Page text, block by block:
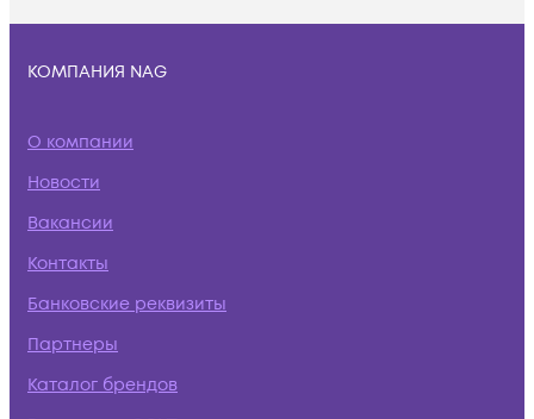
КОМПАНИЯ NAG
О компании
Новости
Вакансии
Контакты
Банковские реквизиты
Партнеры
Каталог брендов